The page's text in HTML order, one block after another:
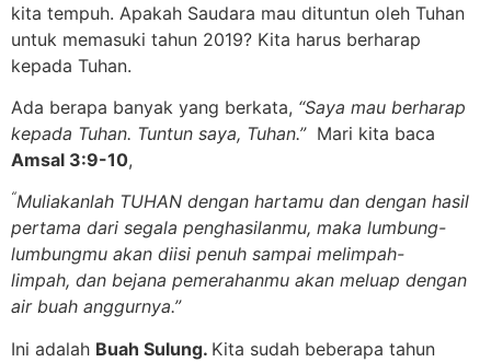
kita tempuh. Apakah Saudara mau dituntun oleh Tuhan
untuk memasuki tahun 2019? Kita harus berharap
kepada Tuhan.
Ada berapa banyak yang berkata, “Saya mau berharap
kepada Tuhan. Tuntun saya, Tuhan.”Mari kita baca
Amsal 3:9-10,
“Muliakanlah TUHAN dengan hartamu dan dengan hasil
pertama dari segala penghasilanmu, maka lumbung-
lumbungmu akan diisi penuh sampai melimpah-
limpah, dan bejana pemerahanmu akan meluap dengan
air buah anggurnya.”
Ini adalah Buah Sulung. Kita sudah beberapa tahun